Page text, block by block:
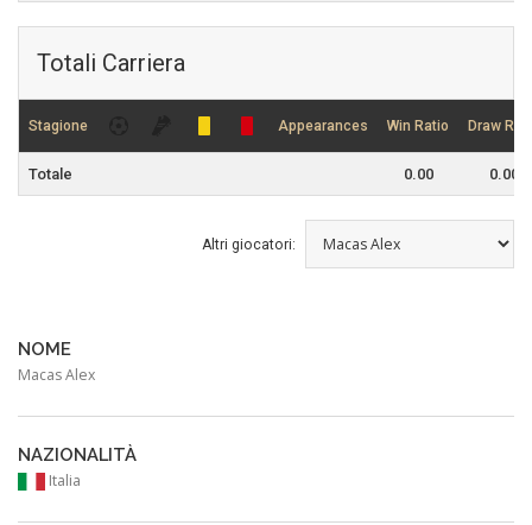
Totali Carriera
Stagione Appearances Win Ratio Draw
Totale 0.00 0.00
Altri giocatori:
NOME
Macas Alex
NAZIONALITÀ
Italia